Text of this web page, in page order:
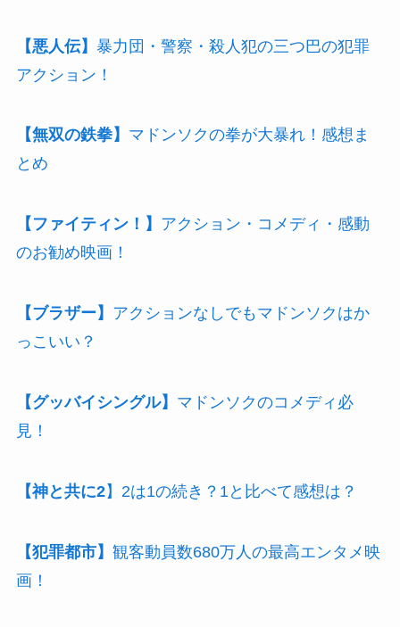
【悪人伝】 暴力団・警察・殺人犯の三つ巴の犯罪
アクション！
【無双の鉄拳】 マドンソクの拳が大暴れ！感想ま
とめ
【ファイティン！】 アクション・コメディ・感動
のお勧め映画！
【ブラザー】 アクションなしでもマドンソクはか
っこいい？
【グッバイシングル】 マドンソクのコメディ必
見！
【神と共に2】2は1の続き？1と比べて感想は？
【犯罪都市】 観客動員数680万人の最高エンタメ映
画！